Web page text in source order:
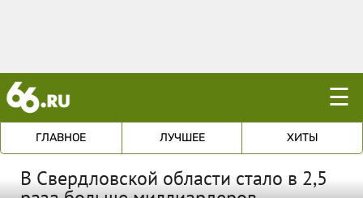
☰
ГЛАВНОЕ ЛУЧШЕЕ ХИТЫ
В Свердловской области стало в 2,5